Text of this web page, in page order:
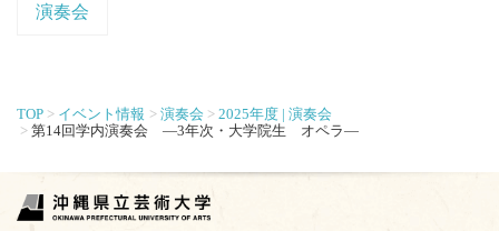
演奏会
TOP イベント情報 演奏会
2025年度 | 演奏会
第14回学内演奏会 ―3年次・大学院生 オペラ―